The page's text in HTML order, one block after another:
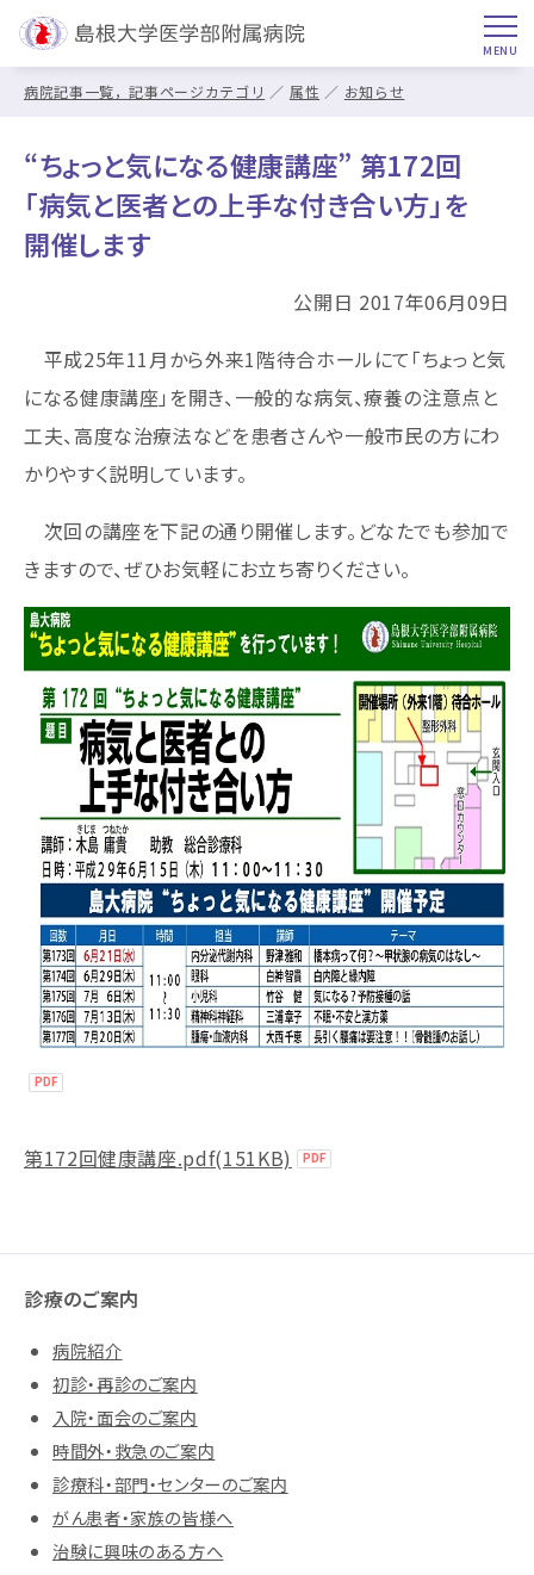
病院記事一覧，記事ページカテゴリ 属性 お知らせ
“ちょっと気になる健康講座” 第172回
「病気と医者との上手な付き合い方」を
開催します
公開日 2017年06月09日
平成25年11月から外来1階待合ホールにて「ちょっと気
になる健康講座」を開き、一般的な病気、療養の注意点と
工夫、高度な治療法などを患者さんや一般市民の方にわ
かりやすく説明しています。
次回の講座を下記の通り開催します。どなたでも参加で
きますので、ぜひお気軽にお立ち寄りください。
第172回健康講座.pdf(151KB)
診療のご案内
病院紹介
初診・再診のご案内
入院・面会のご案内
時間外・救急のご案内
診療科・部門・センターのご案内
がん患者・家族の皆様へ
治験に興味のある方へ